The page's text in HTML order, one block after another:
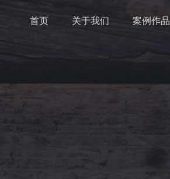
首页 关于我们 案例作品